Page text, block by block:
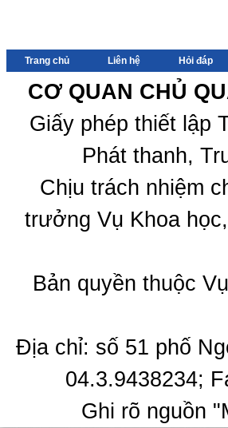
Trang chủ Liên hệ Hỏi đáp
CƠ QUAN CHỦ
Giấy phép thiết lập
Phát thanh,
Chịu trách nhiệm
trưởng Vụ Khoa
Bản quyền thuộc
Địa chỉ: số 51 phố
04.3.9438234;
Ghi rõ nguồn